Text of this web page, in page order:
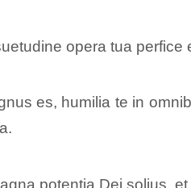
opera tua
es, humilia te in
potentia Dei solius,